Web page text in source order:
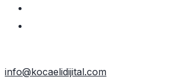
info@kocaelidijital.com